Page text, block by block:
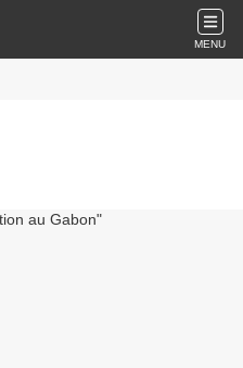
MENU